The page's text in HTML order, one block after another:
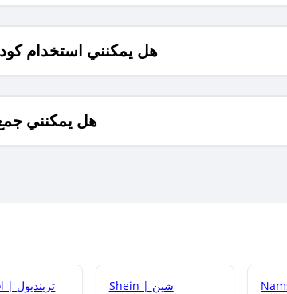
هل يمكنني استخدام
هل يمكنني
Trendyol | ترينديول Shein | شين